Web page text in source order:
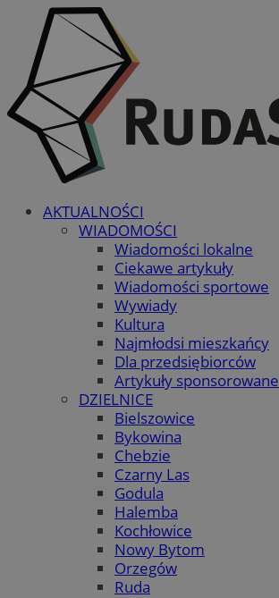
AKTUALNOŚCI
WIADOMOŚCI
Wiadomości lokalne
Ciekawe artykuły
Wiadomości sportowe
Wywiady
Kultura
Najmłodsi mieszkańcy
Dla przedsiębiorców
Artykuły sponsorowane
DZIELNICE
Bielszowice
Bykowina
Chebzie
Czarny Las
Godula
Halemba
Kochłowice
Nowy Bytom
Orzegów
Ruda